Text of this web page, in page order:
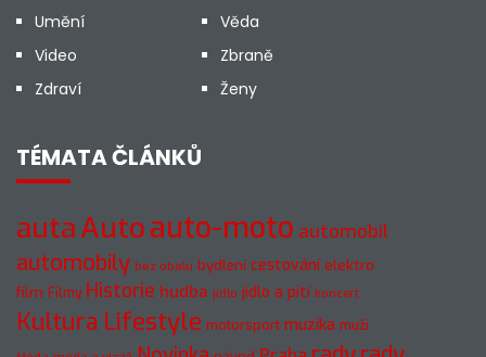
Umění
Věda
Video
Zbraně
Zdraví
Ženy
TÉMATA ČLÁNKŮ
autaAutoauto-moto automobil
automobily bez obalu bydlení cestování elektro
film Filmy Historie hudba jídlo jídlo a pití koncert
Kultura Lifestyle motorsport muzika muži